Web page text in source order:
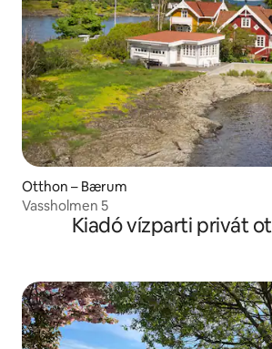
Otthon – Bærum
Vassholmen 5
Kiadó vízparti privát